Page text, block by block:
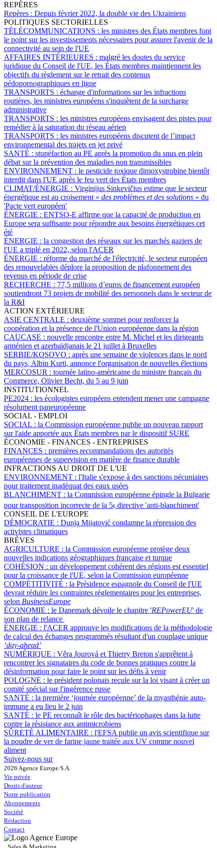
REPÈRES
Repères : Depuis février 2022, la double vie des Ukrainiens
POLITIQUES SECTORIELLES
TÉLÉCOMMUNICATIONS : les ministres des États membres font
le point sur les investissements nécessaires pour assurer l'avenir de la
connectivité au sein de l'UE
AFFAIRES INTÉRIEURES : malgré les doutes du service
juridique du Conseil de l'UE, les États membres maintiennent les
objectifs du règlement sur le retrait des contenus
pédopornographiques en ligne
TRANSPORTS : échange d'informations sur les infractions
routières, les ministres européens s'inquiètent de la surcharge
administrative
TRANSPORTS : les ministres européens envisagent des pistes pour
remédier à la saturation du réseau aérien
TRANSPORTS : les ministres européens discutent de l’impact
environnemental des trajets en jet privé
SANTÉ : stupéfaction au PE après la promotion du snus en plein
débat sur la prévention des maladies non transmissibles
ENVIRONNEMENT : le pesticide toxique dimoxystrobine bientôt
interdit dans l'UE après le feu vert des États membres
CLIMAT/ÉNERGIE : Virginijus Sinkevičius estime que le secteur
énergétique est au croisement « des problèmes et des solutions » du
'Pacte vert européen'
ÉNERGIE : ENTSO-E affirme que la capacité de production en
Europe sera suffisante pour répondre aux besoins énergétiques cet
été
ÉNERGIE : la congestion des réseaux sur les marchés gaziers de
l'UE a triplé en 2022, selon l'ACER
ÉNERGIE : réforme du marché de l'électricité, le secteur européen
des renouvelables déplore la proposition de plafonnement des
revenus en période de crise
RECHERCHE : 77,5 millions d’euros de financement européen
soutiendront 73 projets de mobilité des personnels dans le secteur de
la R&I
ACTION EXTÉRIEURE
ASIE CENTRALE : deuxième sommet pour renforcer la
coopération et la présence de l'Union européenne dans la région
CAUCASE : nouvelle rencontre entre M. Michel et les dirigeants
arménien et azerbaïdjanais le 21 juillet à Bruxelles
SERBIE/KOSOVO : après une semaine de violences dans le nord
du pays, Albin Kurti, annonce l'organisation de nouvelles élections
MERCOSUR : tournée latino-américaine du ministre français du
Commerce, Olivier Becht, du 5 au 9 juin
INSTITUTIONNEL
PE2024 : les écologistes européens entendent mener une campagne
résolument paneuropéenne
SOCIAL - EMPLOI
SOCIAL : la Commission européenne publie un nouveau rapport
sur l'aide apportée aux États membres par le dispositif SURE
ÉCONOMIE - FINANCES - ENTREPRISES
FINANCES : premières recommandations des autorités
européennes de supervision en matière de finance durable
INFRACTIONS AU DROIT DE L'UE
ENVIRONNEMENT : l'Italie s'expose à des sanctions pécuniaires
pour traitement inadéquat des eaux usées
BLANCHIMENT : la Commission européenne épingle la Bulgarie
pour transposition incorrecte de la 5e directive 'anti-blanchiment'
CONSEIL DE L'EUROPE
DÉMOCRATIE : Dunja Mijatović condamne la répression des
activistes climatiques
BRÈVES
AGRICULTURE : la Commission européenne protège deux
nouvelles indications géographiques française et turque
COHÉSION : un développement cohérent des régions est essentiel
pour la croissance de l'UE, selon la Commission européenne
COMPÉTITIVITÉ : la Présidence espagnole du Conseil de l'UE
devrait réduire les contraintes réglementaires pour les entreprises,
selon BusinessEurope
ÉCONOMIE : le Danemark dévoile le chapitre 'REPowerEU' de
son plan de relance
ÉNERGIE : l'ACER approuve les modifications de la méthodologie
de calcul des échanges programmés résultant d'un couplage unique
‘day-ahead’
NUMÉRIQUE : Věra Jourová et Thierry Breton s'apprêtent à
rencontrer les signataires du code de bonnes pratiques contre la
désinformation pour faire le point sur les défis à venir
POLOGNE : le président polonais recule sur la loi visant à créer un
comité spécial sur l'ingérence russe
SANTÉ : la première ‘journée européenne’ de la myasthénie auto-
immune a eu lieu le 2 juin
SANTÉ : le PE reconnaît le rôle des bactériophages dans la lutte
contre la résistance aux antimicrobiens
SÛRETÉ ALIMENTAIRE : l'EFSA publie un avis scientifique sur
la poudre de ver de farine jaune traitée aux UV comme nouvel
aliment
Suivez-nous sur
2026 Agence Europe S.A.
Vie privée
Droits d'auteur
Notre publication
Abonnements
Société
Rédaction
Contact